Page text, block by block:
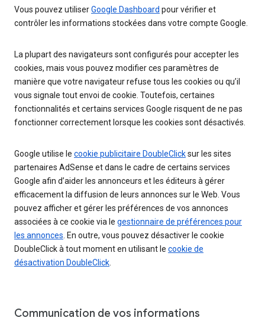
Vous pouvez utiliserGoogle Dashboard pour vérifier et
contrôler les informations stockées dans votre compte Google.
La plupart des navigateurs sont configurés pour accepter les
cookies, mais vous pouvez modifier ces paramètres de
manière que votre navigateur refuse tous les cookies ou qu’il
vous signale tout envoi de cookie. Toutefois, certaines
fonctionnalités et certains services Google risquent de ne pas
fonctionner correctement lorsque les cookies sont désactivés.
Google utilise le cookie publicitaire DoubleClicksur les sites
partenaires AdSense et dans le cadre de certains services
Google afin d’aider les annonceurs et les éditeurs à gérer
efficacement la diffusion de leurs annonces sur le Web. Vous
pouvez afficher et gérer les préférences de vos annonces
associées à ce cookie via le gestionnaire de préférences pour
les annonces . En outre, vous pouvez désactiver le cookie
DoubleClick à tout moment en utilisant le cookie de
désactivation DoubleClick
Communication de vos informations